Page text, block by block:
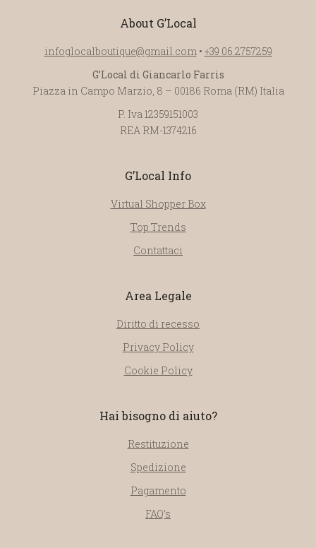
About G’Local
infoglocalboutique@gmail.com• +39 06.2757259
G’Local di Giancarlo Farris
Piazza in Campo Marzio, 8 – 00186 Roma (RM) Italia
P. Iva 12359151003
REA RM-1374216
G’Local Info
Virtual Shopper Box
Top Trends
Contattaci
Area Legale
Diritto di recesso
Privacy Policy
Cookie Policy
Hai bisogno di aiuto?
Restituzione
Spedizione
Pagamento
FAQ’s